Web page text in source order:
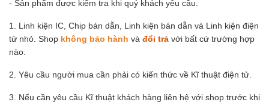
- Sản phẩm được kiểm tra khi quý khách yêu cầu.
1. Linh kiện IC, Chip bán dẫn, Linh kiện bán dẫn và Linh kiện điện
tử nhỏ. Shop không bảo hành và đổi trả với bất cứ trường hợp
nào.
2. Yêu cầu người mua cần phải có kiến thức về Kĩ thuật điện tử.
3. Nếu cần yêu cầu Kĩ thuật khách hàng liên hệ với shop trước khi